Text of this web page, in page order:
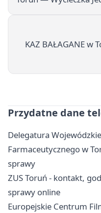
KAZ BAŁAGANE
Przydatne dane
Delegatura
Farmaceutycznego w
sprawy
ZUS Toruń - kontakt,
sprawy online
Europejskie Centrum